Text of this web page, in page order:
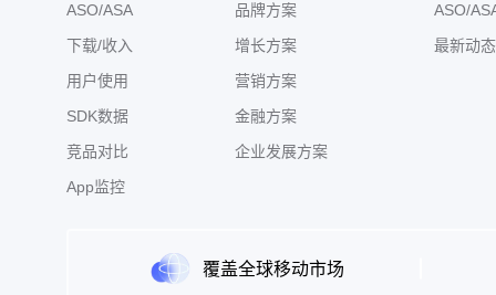
ASO/ASA
下载/收入
用户使用
SDK数据
竞品对比
App监控
品牌方案
增长方案
营销方案
金融方案
企业发展方案
ASO/
最新动态
覆盖全球移动市场